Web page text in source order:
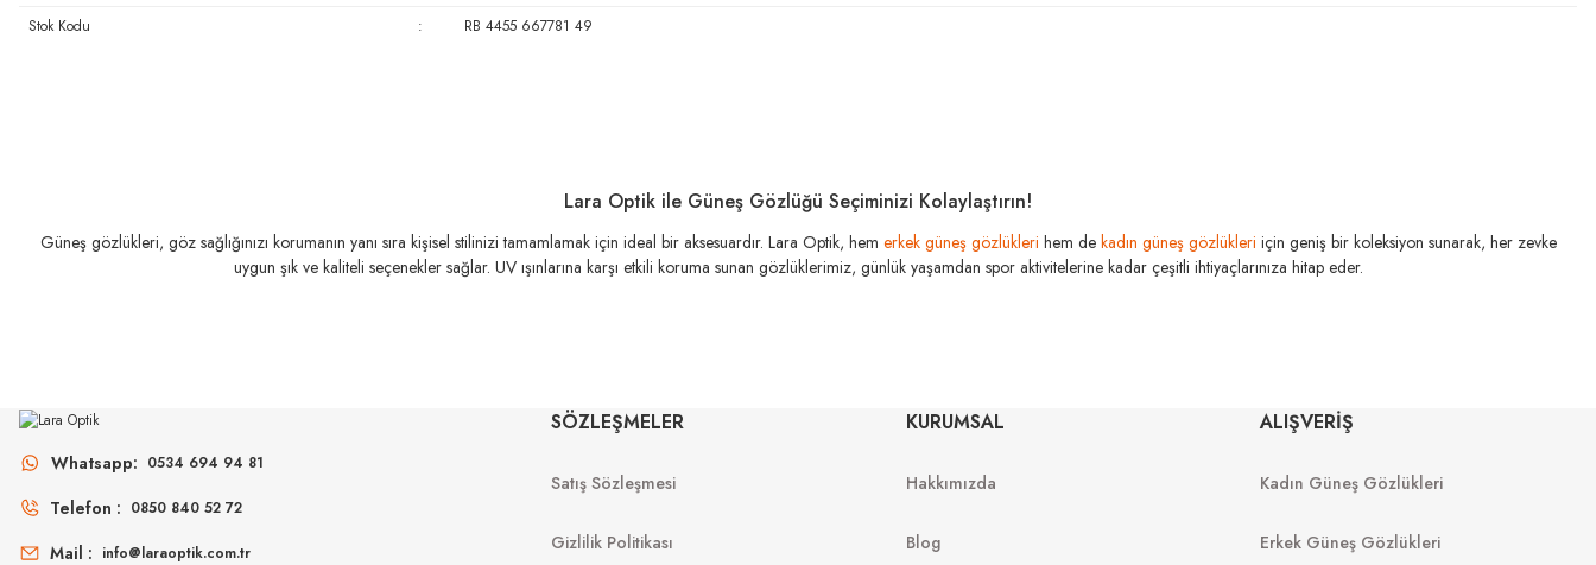
Stok Kodu
: RB 4455 667781 49
Yorum Yaz
Lara Optik ile Güneş Gözlüğü Seçiminizi Kolaylaştırın!
Güneş gözlükleri, göz sağlığınızı korumanın yanı sıra kişisel stilinizi tamamlamak için ideal bir aksesuardır. Lara Optik, hem erkek güneş gözlükleri hem de kadın güneş gözlükleri için geniş bir koleksiyon sunarak, her zevke
uygun şık ve kaliteli seçenekler sağlar. UV ışınlarına karşı etkili koruma sunan gözlüklerimiz, günlük yaşamdan spor aktivitelerine kadar çeşitli ihtiyaçlarınıza hitap eder.
Whatsapp: 0534 694 94 81
Telefon : 0850 840 52 72
Mail : info@laraoptik.com.tr
SÖZLEŞMELER
Satış Sözleşmesi
Gizlilik Politikası
KURUMSAL
Hakkımızda
Blog
ALIŞVERİŞ
Kadın Güneş Gözlükleri
Erkek Güneş Gözlükleri